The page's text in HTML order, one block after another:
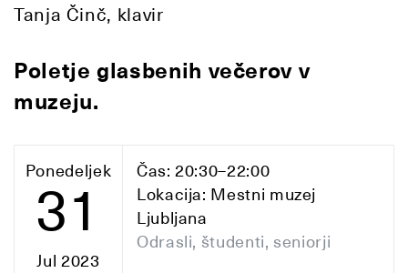
Tanja Činč, klavir
Poletje glasbenih večerov v
muzeju.
Ponedeljek
31
Jul 2023
Čas: 20:30–22:00
Lokacija: Mestni muzej
Ljubljana
Odrasli, študenti, seniorji